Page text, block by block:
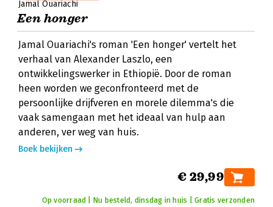
Jamal Ouariachi
Een honger
Jamal Ouariachi's roman 'Een honger' vertelt het
verhaal van Alexander Laszlo, een
ontwikkelingswerker in Ethiopië. Door de roman
heen worden we geconfronteerd met de
persoonlijke drijfveren en morele dilemma's die
vaak samengaan met het ideaal van hulp aan
anderen, ver weg van huis.
Boek bekijken
€ 29,99
Op voorraad | Nu besteld, dinsdag in huis | Gratis verzonden